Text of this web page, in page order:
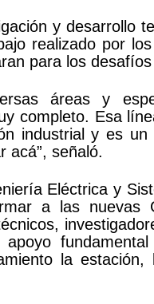
y desarrollo
realizado por
para los
áreas y
completo. Esa
industrial y es
acá”, señaló.
Eléctrica y
a las nuevas
la